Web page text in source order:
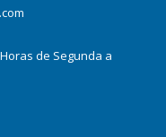
de Segunda a